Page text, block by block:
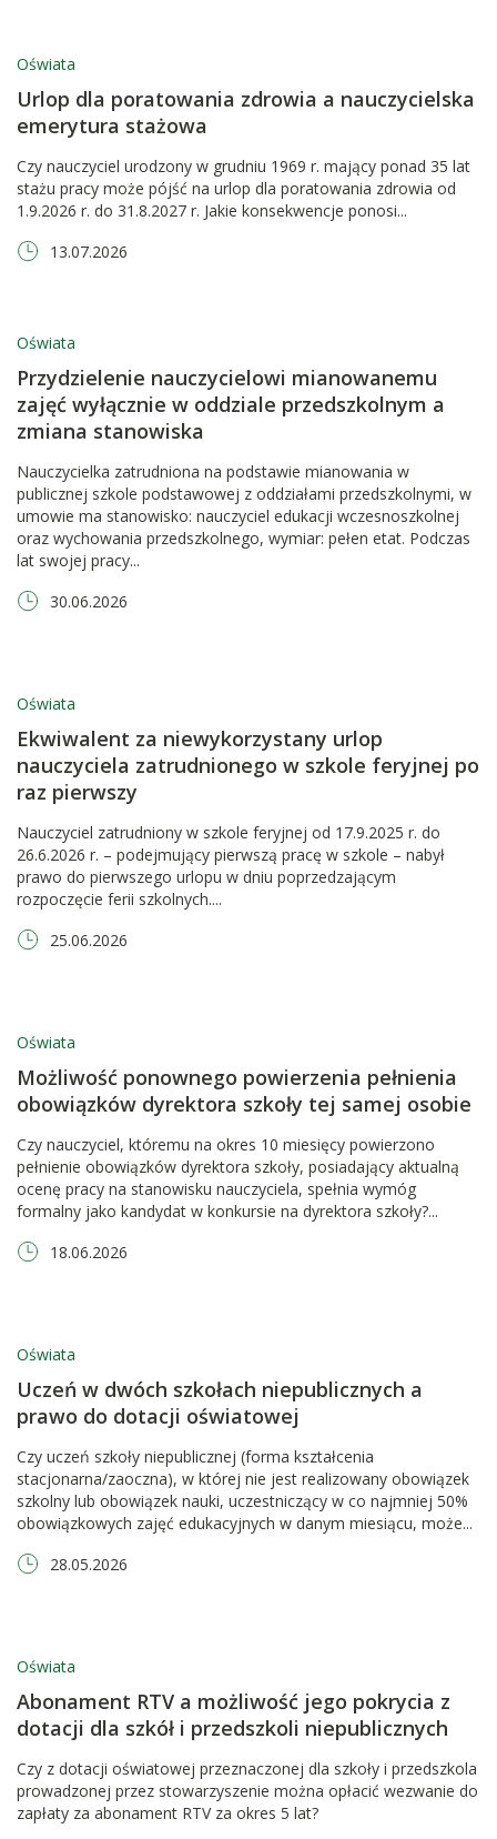
Oświata
Urlop dla poratowania zdrowia a nauczycielska
emerytura stażowa
Czy nauczyciel urodzony w grudniu 1969 r. mający ponad 35 lat
stażu pracy może pójść na urlop dla poratowania zdrowia od
1.9.2026 r. do 31.8.2027 r. Jakie konsekwencje ponosi...
13.07.2026
Oświata
Przydzielenie nauczycielowi mianowanemu
zajęć wyłącznie w oddziale przedszkolnym a
zmiana stanowiska
Nauczycielka zatrudniona na podstawie mianowania w
publicznej szkole podstawowej z oddziałami przedszkolnymi, w
umowie ma stanowisko: nauczyciel edukacji wczesnoszkolnej
oraz wychowania przedszkolnego, wymiar: pełen etat. Podczas
lat swojej pracy...
30.06.2026
Oświata
Ekwiwalent za niewykorzystany urlop
nauczyciela zatrudnionego w szkole feryjnej po
raz pierwszy
Nauczyciel zatrudniony w szkole feryjnej od 17.9.2025 r. do
26.6.2026 r. – podejmujący pierwszą pracę w szkole – nabył
prawo do pierwszego urlopu w dniu poprzedzającym
rozpoczęcie ferii szkolnych....
25.06.2026
Oświata
Możliwość ponownego powierzenia pełnienia
obowiązków dyrektora szkoły tej samej osobie
Czy nauczyciel, któremu na okres 10 miesięcy powierzono
pełnienie obowiązków dyrektora szkoły, posiadający aktualną
ocenę pracy na stanowisku nauczyciela, spełnia wymóg
formalny jako kandydat w konkursie na dyrektora szkoły?...
18.06.2026
Oświata
Uczeń w dwóch szkołach niepublicznych a
prawo do dotacji oświatowej
Czy uczeń szkoły niepublicznej (forma kształcenia
stacjonarna/zaoczna), w której nie jest realizowany obowiązek
szkolny lub obowiązek nauki, uczestniczący w co najmniej 50%
obowiązkowych zajęć edukacyjnych w danym miesiącu, może...
28.05.2026
Oświata
Abonament RTV a możliwość jego pokrycia z
dotacji dla szkół i przedszkoli niepublicznych
Czy z dotacji oświatowej przeznaczonej dla szkoły i przedszkola
prowadzonej przez stowarzyszenie można opłacić wezwanie do
zapłaty za abonament RTV za okres 5 lat?